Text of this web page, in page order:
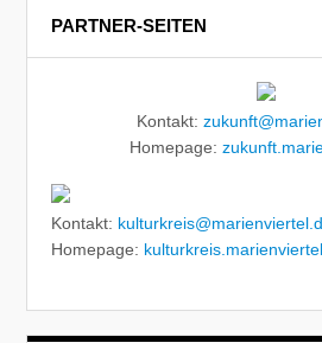
PARTNER-SEITEN
Kontakt:
Homepage:
Kontakt:
Homepage: